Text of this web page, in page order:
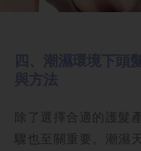
除了選擇合適的護髮
驟也至關重要。潮濕